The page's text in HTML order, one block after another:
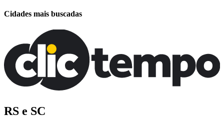
Cidades mais buscadas
RS e SC